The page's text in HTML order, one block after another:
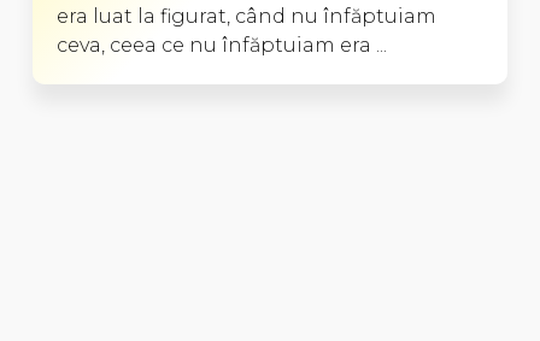
era luat la figurat, când nu înfăptuiam
ceva, ceea ce nu înfăptuiam era ...